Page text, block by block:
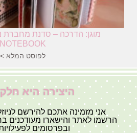
NOTEBOOK
לפוסט המלא >
היצירה היא
אני מזמינה אתכם להירשם
הרשמו לאתר והישארו מעודכנים
ובפרסומים